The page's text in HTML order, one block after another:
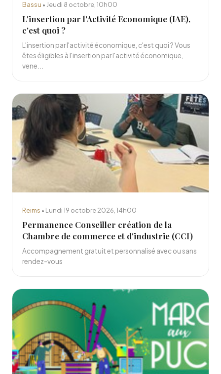
Bassu • Jeudi 8 octobre, 10h00
L'insertion par l'Activité Economique (IAE),
c'est quoi ?
L'insertion par l'activité économique, c'est quoi ? Vous
êtes éligibles à l'insertion par l'activité économique,
vene...
Reims • Lundi 19 octobre 2026, 14h00
Permanence Conseiller création de la
Chambre de commerce et d'industrie (CCI)
Accompagnement gratuit et personnalisé avec ou sans
rendez-vous